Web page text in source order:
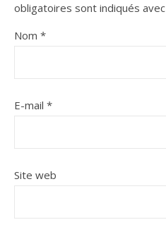
obligatoires sont indiqués avec
Nom *
E-mail *
Site web